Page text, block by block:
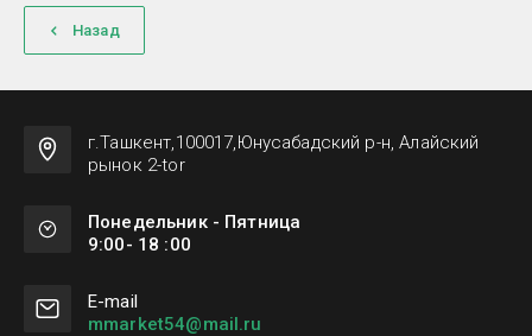
Назад
г.Ташкент,100017,Юнусабадский р-н, Алайский
рынок 2-tor
Понедельник - Пятница
9:00- 18 :00
Е-mail
mmarket54@mail.ru